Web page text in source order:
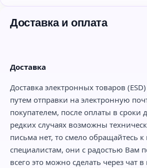
Доставка и оплата
Доставка
Доставка электронных товаров
путем отправки на электронную
покупателем, после оплаты в сроки
редких случаях возможны
письма нет, то смело обращайтесь
специалистам, они с радостью Вам
всего это можно сделать через чат